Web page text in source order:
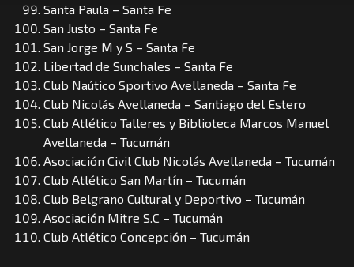
Santa Paula – Santa Fe
San Justo – Santa Fe
San Jorge M y S – Santa Fe
Libertad de Sunchales – Santa Fe
Club Naútico Sportivo Avellaneda – Santa Fe
Club Nicolás Avellaneda – Santiago del Estero
Club Atlético Talleres y Biblioteca Marcos Manuel
Avellaneda – Tucumán
Asociación Civil Club Nicolás Avellaneda – Tucumán
Club Atlético San Martín – Tucumán
Club Belgrano Cultural y Deportivo – Tucumán
Asociación Mitre S.C – Tucumán
Club Atlético Concepción – Tucumán